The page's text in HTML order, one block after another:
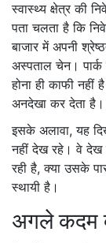
स्वास्थ्य क्षेत्र की
पता चलता है कि
बाजार में अपनी
अस्पताल चेन। पार्क
होना ही काफी
अनदेखा कर देता है।
इसके अलावा, यह
नहीं देख रहे। वे देख
रही है, क्या उसके
स्थायी है।
अगले कदम